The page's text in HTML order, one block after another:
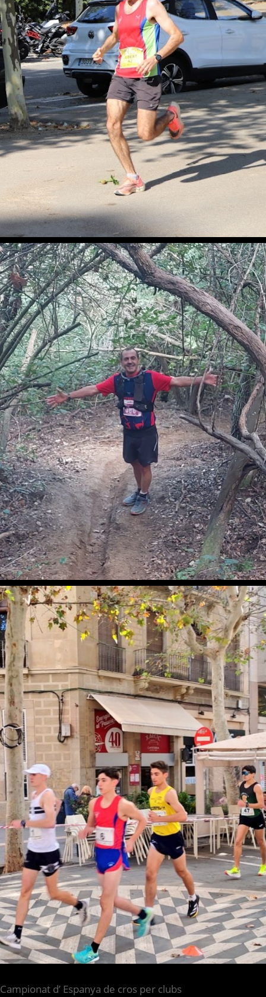
Campionat d’ Espanya de cros per clubs